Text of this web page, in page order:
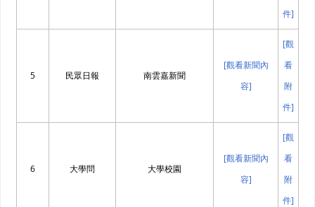
件]
5 民眾日報 南雲嘉新聞
[觀看新聞內
容]
[觀
看
附
件]
6 大學問 大學校園
[觀看新聞內
容]
[觀
看
附
件]